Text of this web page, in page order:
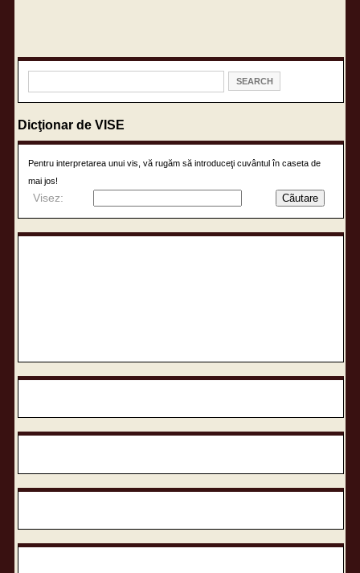
Dicţionar de VISE
Pentru interpretarea unui vis, vă rugăm să introduceţi cuvântul în caseta de
mai jos!
Visez: